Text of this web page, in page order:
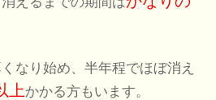
なり始め、半年程でほぼ消え
上かかる方もいます。